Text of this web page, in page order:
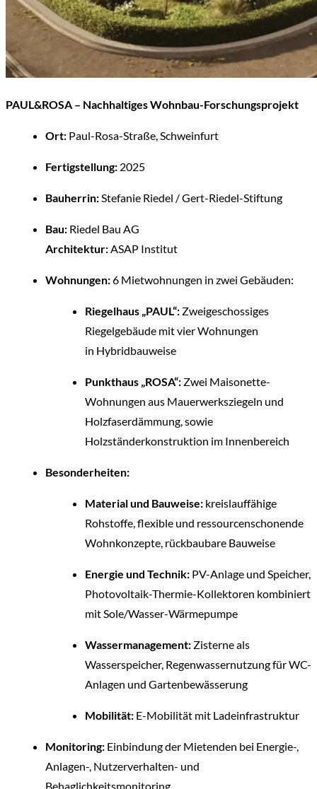
PAUL&ROSA – Nachhaltiges Wohnbau-Forschungsprojekt
Ort: Paul-Rosa-Straße, Schweinfurt
Fertigstellung: 2025
Bauherrin:Stefanie Riedel / Gert-Riedel-Stiftung
Bau: Riedel Bau AG
Architektur:ASAP Institut
Wohnungen:6 Mietwohnungen in zwei Gebäuden:
Riegelhaus „PAUL“: Zweigeschossiges
Riegelgebäude mit vier Wohnungen
in Hybridbauweise
Punkthaus „ROSA“: Zwei Maisonette-
Wohnungen aus Mauerwerksziegeln und
Holzfaserdämmung, sowie
Holzständerkonstruktion im Innenbereich
Besonderheiten:
Material und Bauweise: kreislauffähige
Rohstoffe, flexible und ressourcenschonende
Wohnkonzepte, rückbaubare Bauweise
Energie und Technik: PV-Anlage und Speicher,
Photovoltaik-Thermie-Kollektoren kombiniert
mit Sole/Wasser-Wärmepumpe
Wassermanagement: Zisterne als
Wasserspeicher, Regenwassernutzung für WC-
Anlagen und Gartenbewässerung
Mobilität: E-Mobilität mit Ladeinfrastruktur
Monitoring: Einbindung der Mietenden bei Energie-,
Anlagen-, Nutzerverhalten- und
Behaglichkeitsmonitoring